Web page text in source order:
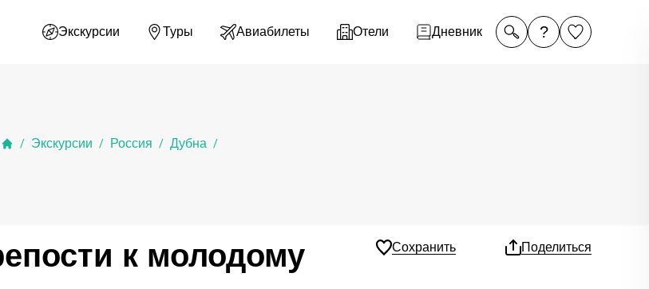
Экскурсии Туры Авиабилеты Отели Дневник ?
/ Экскурсии / Россия / Дубна /
к молодому
Сохранить Поделиться